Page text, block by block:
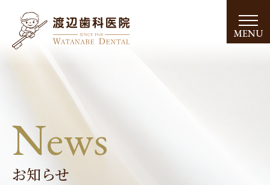
MENU
お知らせ
News